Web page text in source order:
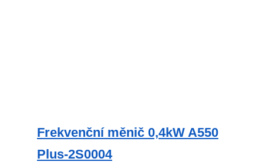
Frekvenční měnič 0,4kW A550
Plus-2S0004